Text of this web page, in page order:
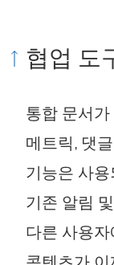
협업 도
통합 문서
메트릭, 댓
기능은 사
기존 알림
다른 사용